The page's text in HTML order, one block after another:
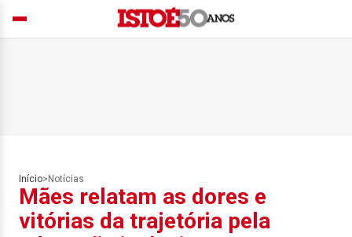
Início> Notícias
Mães relatam as dores e
vitórias da trajetória pela